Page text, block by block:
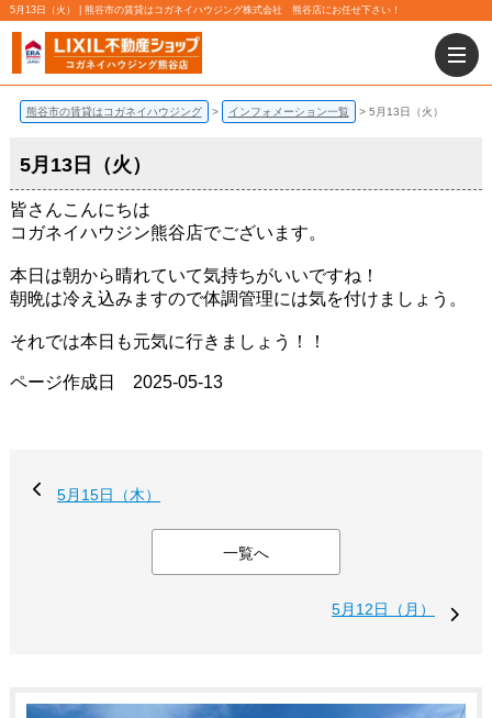
5月13日（火） | 熊谷市の賃貸はコガネイハウジング株式会社 熊谷店にお任せ下さい！
熊谷市の賃貸はコガネイハウジング インフォメーション一覧 5月13日（火）
5月13日（火）
皆さんこんにちは
コガネイハウジン熊谷店でございます。
本日は朝から晴れていて気持ちがいいですね！
朝晩は冷え込みますので体調管理には気を付けましょう。
それでは本日も元気に行きましょう！！
ページ作成日 2025-05-13
5月15日（木）
一覧へ
5月12日（月）